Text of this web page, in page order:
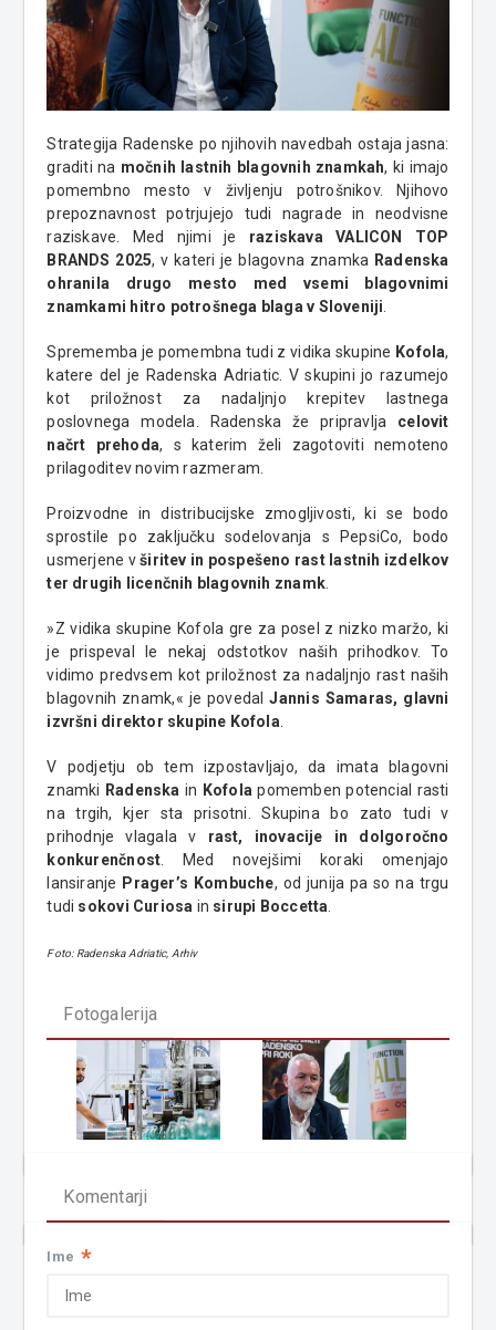
Strategija Radenske po njihovih navedbah ostaja jasna:
graditi na močnih lastnih blagovnih znamkah, ki imajo
pomembno mesto v življenju potrošnikov. Njihovo
prepoznavnost potrjujejo tudi nagrade in neodvisne
raziskave. Med njimi je raziskava VALICON TOP
BRANDS 2025, v kateri je blagovna znamka Radenska
ohranila drugo mesto med vsemi blagovnimi
znamkami hitro potrošnega blaga v Sloveniji
Sprememba je pomembna tudi z vidika skupine Kofola,
katere del je Radenska Adriatic. V skupini jo razumejo
kot priložnost za nadaljnjo krepitev lastnega
poslovnega modela. Radenska že pripravlja celovit
načrt prehoda, s katerim želi zagotoviti nemoteno
prilagoditev novim razmeram.
Proizvodne in distribucijske zmogljivosti, ki se bodo
sprostile po zaključku sodelovanja s PepsiCo, bodo
usmerjene vširitev in pospešeno rast lastnih izdelkov
ter drugih licenčnih blagovnih znamk.
»Z vidika skupine Kofola gre za posel z nizko maržo, ki
je prispeval le nekaj odstotkov naših prihodkov. To
vidimo predvsem kot priložnost za nadaljnjo rast naših
blagovnih znamk,« je povedalJannis Samaras, glavni
izvršni direktor skupine Kofola
V podjetju ob tem izpostavljajo, da imata blagovni
znamki Radenska in Kofola pomemben potencial rasti
na trgih, kjer sta prisotni. Skupina bo zato tudi v
prihodnje vlagala v rast, inovacije in dolgoročno
konkurenčnost . Med novejšimi koraki omenjajo
lansiranje Prager’s Kombuche, od junija pa so na trgu
tudi sokovi Curiosa in sirupi Boccetta
Foto: Radenska Adriatic, Arhiv
Fotogalerija
Komentarji
Ime *